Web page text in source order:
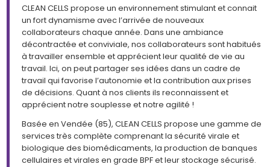
CLEAN CELLS propose un environnement stimulant et connait
un fort dynamisme avec l’arrivée de nouveaux
collaborateurs chaque année. Dans une ambiance
décontractée et conviviale, nos collaborateurs sont habitués
à travailler ensemble et apprécient leur qualité de vie au
travail. Ici, on peut partager ses idées dans un cadre de
travail qui favorise l’autonomie et la contribution aux prises
de décisions. Quant à nos clients ils reconnaissent et
apprécient notre souplesse et notre agilité !
Basée en Vendée (85), CLEAN CELLS propose une gamme de
services très complète comprenant la sécurité virale et
biologique des biomédicaments, la production de banques
cellulaires et virales en grade BPF et leur stockage sécurisé.